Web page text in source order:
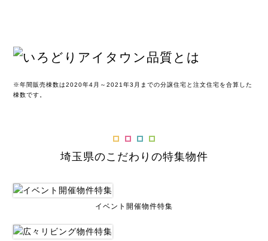
※年間販売棟数は2020年4月～2021年3月までの分譲住宅と注文住宅を合算した
棟数です。
埼玉県のこだわりの特集物件
イベント開催物件特集